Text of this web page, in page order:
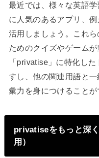
最近では、様々な英語
に人気のあるアプリ、
活用しましょう。これ
ためのクイズやゲームが
「privatise」に特化し
すし、他の関連用語と
彙力を身につけることが
privatiseをもっと深
用）